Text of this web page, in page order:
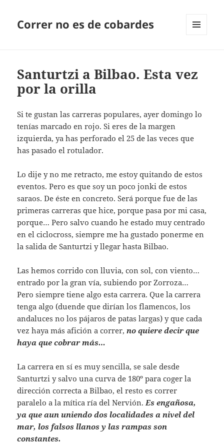
Correr no es de cobardes
Santurtzi a Bilbao. Esta vez
por la orilla
Si te gustan las carreras populares, ayer domingo lo
tenías marcado en rojo. Si eres de la margen
izquierda, ya has perforado el 25 de las veces que
has pasado el rotulador.
Lo dije y no me retracto, me estoy quitando de estos
eventos. Pero es que soy un poco jonki de estos
saraos. De éste en concreto. Será porque fue de las
primeras carreras que hice, porque pasa por mi casa,
porque… Pero salvo cuando he estado muy centrado
en el ciclocross, siempre me ha gustado ponerme en
la salida de Santurtzi y llegar hasta Bilbao.
Las hemos corrido con lluvia, con sol, con viento…
entrado por la gran vía, subiendo por Zorroza…
Pero siempre tiene algo esta carrera. Que la carrera
tenga algo (duende que dirían los flamencos, los
andaluces no los pájaros de patas largas) y que cada
vez haya más afición a correr, no quiere decir que
haya que cobrar más…
La carrera en sí es muy sencilla, se sale desde
Santurtzi y salvo una curva de 180º para coger la
dirección correcta a Bilbao, el resto es correr
paralelo a la mítica ría del Nervión.Es engañosa,
ya que aun uniendo dos localidades a nivel del
mar, los falsos llanos y las rampas son
constantes.